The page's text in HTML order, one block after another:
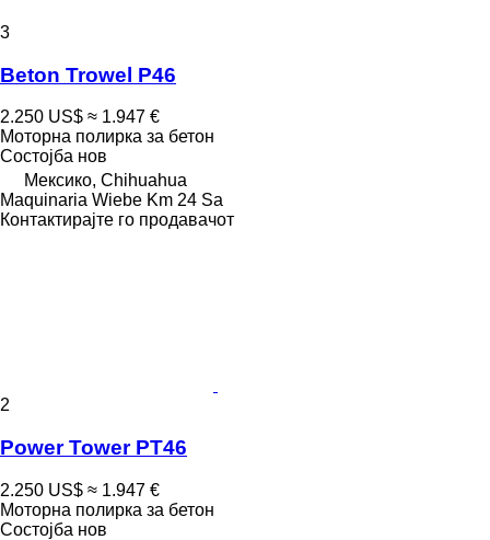
3
Beton Trowel P46
2.250 US$ ≈ 1.947 €
Моторна полирка за бетон
Состојба нов
Мексико, Chihuahua
Maquinaria Wiebe Km 24 Sa
Контактирајте го продавачот
2
Power Tower PT46
2.250 US$ ≈ 1.947 €
Моторна полирка за бетон
Состојба нов